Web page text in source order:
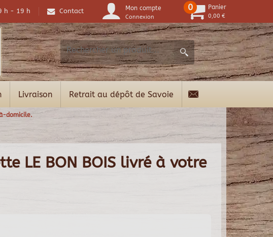
h - 19 h Contact Mon compte
Connexion
0 Panier
0,00 €
Livraison Retrait au dépôt de Savoie
domicile.
LE BON BOIS livré à votre